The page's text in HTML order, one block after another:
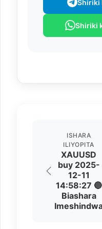
Shiriki
Shiriki
ISHARA
ILIYOPITA
XAUUSD
buy 2025-
12-11
14:58:27 🔵
Biashara